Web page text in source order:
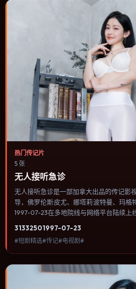
热门传记片
5 张
无人接听急诊
无人接听急诊是一部加拿大出品的传记影
导，佛罗伦斯·皮尤、娜塔莉·波特曼、玛格
1997-07-23在多地院线与网络平台陆续上
物选择与情节推进，节奏与视听语言统一
补片的选择。
31332501997-07-23
#短剧精选#传记#电视剧#